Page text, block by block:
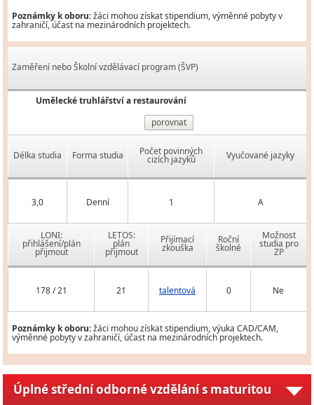
Poznámky k oboru:žáci mohou získat stipendium, výměnné pobyty v
zahraničí, účast na mezinárodních projektech.
Zaměření nebo Školní vzdělávací program (ŠVP)
Umělecké truhlářství a restaurování
porovnat
Délka studia Forma studia Počet povinných
cizích jazyků Vyučované jazyky
3,0 Denní 1 A
LONI:
přihlášení/plán
přijmout
LETOS:
plán
přijmout
Přijímací
zkouška
Roční
školné
Možnost
studia pro
ZP
178 / 21 21 talentová 0 Ne
Poznámky k oboru:žáci mohou získat stipendium, výuka CAD/CAM,
výměnné pobyty v zahraničí, účast na mezinárodních projektech.
Úplné střední odborné vzdělání s maturitou